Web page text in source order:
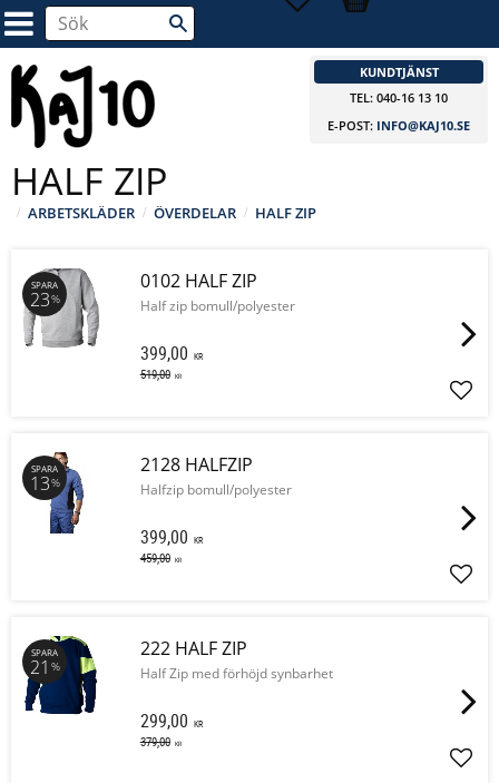
KUNDTJÄNST
TEL: 040-16 13 10
E-POST: INFO@KAJ10.SE
HALF ZIP
ARBETSKLÄDER ÖVERDELAR HALF ZIP
0102 HALF ZIP
Half zip bomull/polyester
399,00 KR
519,00 KR
SPARA
23%
2128 HALFZIP
Halfzip bomull/polyester
399,00 KR
459,00 KR
SPARA
13%
222 HALF ZIP
Half Zip med förhöjd synbarhet
299,00 KR
379,00 KR
SPARA
21 %